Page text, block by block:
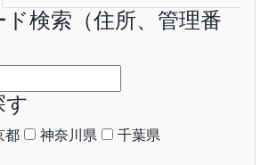
検索（住所、管理番
す
都 神奈川県 千葉県